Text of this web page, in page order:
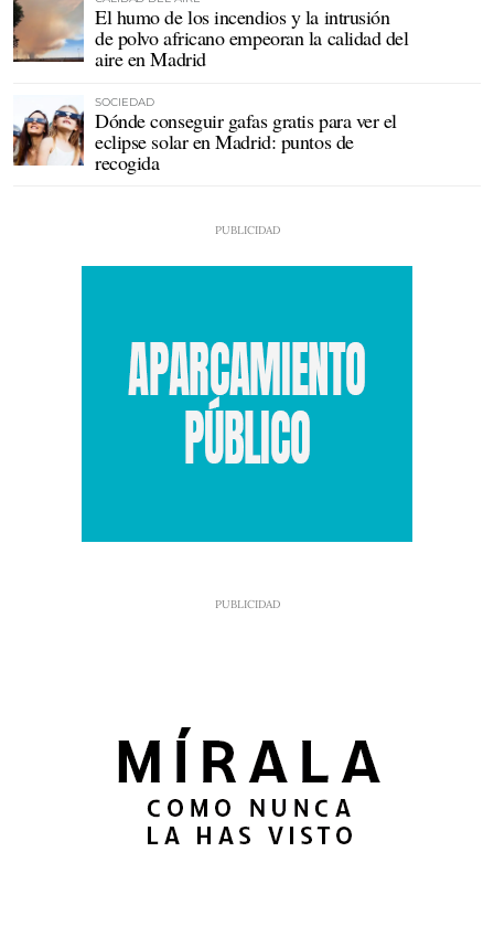
El humo de los incendios y la intrusión
de polvo africano empeoran la calidad del
aire en Madrid
SOCIEDAD
Dónde conseguir gafas gratis para ver el
eclipse solar en Madrid: puntos de
recogida